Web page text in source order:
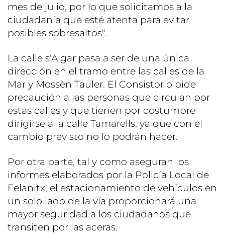
mes de julio, por lo que solicitamos a la
ciudadanía que esté atenta para evitar
posibles sobresaltos".
La calle s'Algar pasa a ser de una única
dirección en el tramo entre las calles de la
Mar y Mossèn Tauler. El Consistorio pide
precaución a las personas que circulan por
estas calles y que tienen por costumbre
dirigirse a la calle Tamarells, ya que con el
cambio previsto no lo podrán hacer.
Por otra parte, tal y como aseguran los
informes elaborados por la Policía Local de
Felanitx, el estacionamiento de vehículos en
un solo lado de la vía proporcionará una
mayor seguridad a los ciudadanos que
transiten por las aceras.